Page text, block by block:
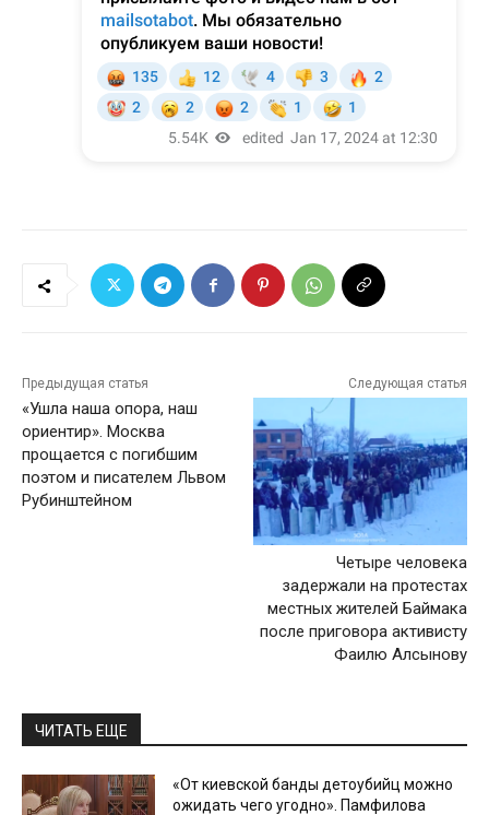
Предыдущая статья
«Ушла наша опора, наш
ориентир». Москва
прощается с погибшим
поэтом и писателем Львом
Рубинштейном
Следующая статья
Четыре человека
задержали на протестах
местных жителей Баймака
после приговора активисту
Фаилю Алсынову
ЧИТАТЬ ЕЩЕ
«От киевской банды детоубийц можно
ожидать чего угодно». Памфилова